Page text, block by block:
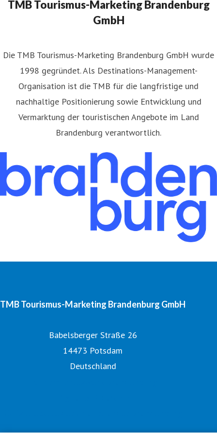
TMB Tourismus-Marketing Brandenburg
GmbH
​Die TMB Tourismus-Marketing Brandenburg GmbH wurde
1998 gegründet. Als Destinations-Management-
Organisation ist die TMB für die langfristige und
nachhaltige Positionierung sowie Entwicklung und
Vermarktung der touristischen Angebote im Land
Brandenburg verantwortlich.
TMB Tourismus-Marketing Brandenburg GmbH
Babelsberger Straße 26
14473 Potsdam
Deutschland